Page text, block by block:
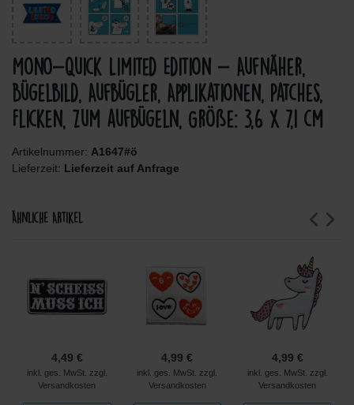
Mono-Quick Limited Edition - Aufnäher,
Bügelbild, Aufbügler, Applikationen, Patches,
Flicken, zum aufbügeln, Größe: 3,6 x 7,1 cm
Artikelnummer: A1647#ö
Lieferzeit: Lieferzeit auf Anfrage
Ähnliche Artikel
4,49 €
inkl. ges. MwSt. zzgl.
Versandkosten
4,99 €
inkl. ges. MwSt. zzgl.
Versandkosten
4,99 €
inkl. ges. MwSt. zzgl.
Versandkosten